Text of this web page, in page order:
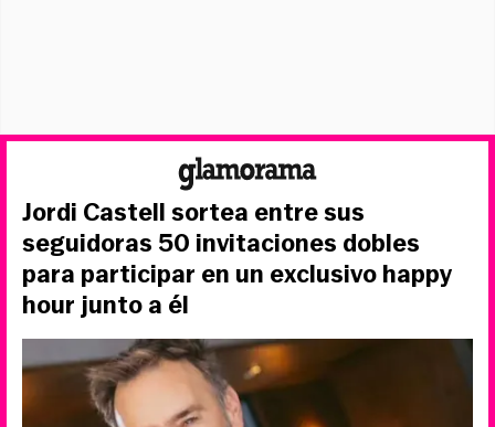
Jordi Castell sortea entre sus
seguidoras 50 invitaciones dobles
para participar en un exclusivo happy
hour junto a él